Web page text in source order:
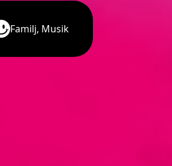
Familj, Musik